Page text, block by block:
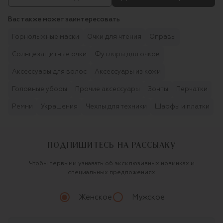
Вас также может заинтересовать
Горнолыжные маски Очки для чтения Оправы
Солнцезащитные очки Футляры для очков
Аксессуары для волос Аксессуары из кожи
Головные уборы Прочие аксессуары Зонты Перчатки
Ремни Украшения Чехлы для техники Шарфы и платки
ПОДПИШИТЕСЬ НА РАССЫЛКУ
Чтобы первыми узнавать об эксклюзивных новинках и
специальных предложениях
Женское Мужское